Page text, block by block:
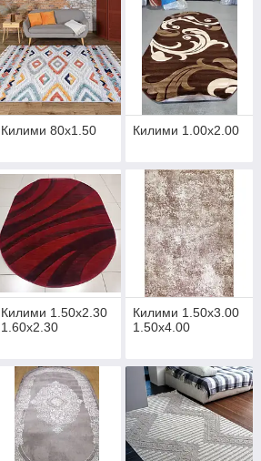
Килими 80х1.50 Килими 1.00х2.00
Килими 1.50х2.30
1.60х2.30
Килими 1.50х3.00
1.50х4.00